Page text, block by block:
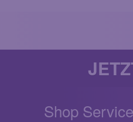
Shop Service